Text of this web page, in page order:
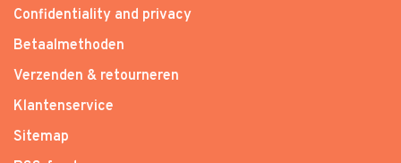
Confidentiality and privacy
Betaalmethoden
Verzenden & retourneren
Klantenservice
Sitemap